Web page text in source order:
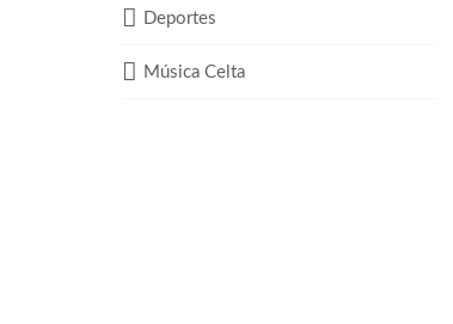
Deportes
Música Celta